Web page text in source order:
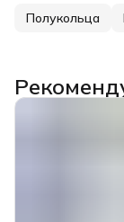
Полукольца